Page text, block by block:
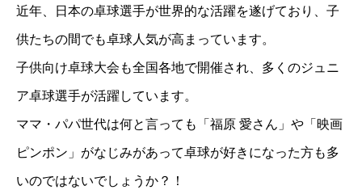
近年、日本の卓球選手が世界的な活躍を遂げており、子
供たちの間でも卓球人気が高まっています。
子供向け卓球大会も全国各地で開催され、多くのジュニ
ア卓球選手が活躍しています。
ママ・パパ世代は何と言っても「福原 愛さん」や「映画
ピンポン」がなじみがあって卓球が好きになった方も多
いのではないでしょうか？！